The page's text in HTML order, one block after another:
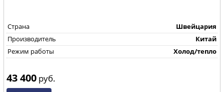
Страна
Швейцария
Производитель
Китай
Режим работы
Холод/тепло
43 400 руб.